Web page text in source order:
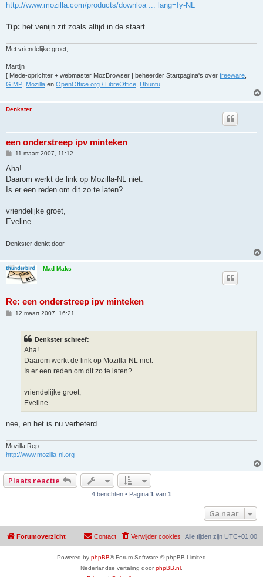
http://www.mozilla.com/products/downloa ... lang=fy-NL
Tip: het venijn zit zoals altijd in de staart.
Met vriendelijke groet,
Martijn
[ Mede-oprichter + webmaster MozBrowser | beheerder Startpagina's over freeware
GIMP Mozilla en OpenOffice.org / LibreOffice Ubuntu
Denkster
een onderstreep ipv minteken
B
r
c
h
11 maart 2007, 11:12
Aha!
Daarom werkt de link op Mozilla-NL niet.
Is er een reden om dit zo te laten?
vriendelijke groet,
Eveline
Denkster denkt door
Mad Maks
Re: een onderstreep ipv minteken
B12 maart 2007, 16:21
Denkster schreef:
Aha!
Daarom werkt de link op Mozilla-NL niet.
Is er een reden om dit zo te laten?
vriendelijke groet,
Eveline
nee, en het is nu verbeterd
Mozilla Rep
http://www.mozilla-nl.org
Plaats reactie
4 berichten • Pagina 1 van 1
Ga naar
Forumoverzicht Alle tijden zijn UTC+01:00
Verwijder cookies
Contact
Powered by phpBB® Forum Software © phpBB Limited
Nederlandse vertaling doorphpBB.nl